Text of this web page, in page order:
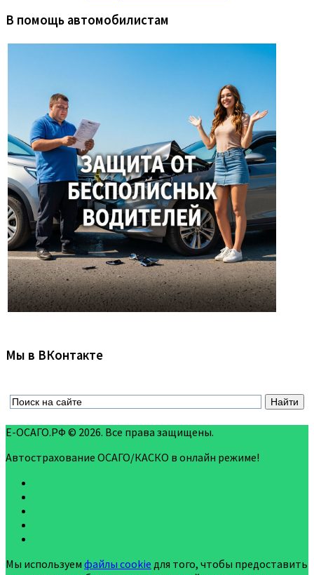
В помощь автомобилистам
Мы в ВКонтакте
Е-ОСАГО.РФ © 2026. Все права защищены.
Автострахование ОСАГО/КАСКО в онлайн режиме!
Мы используем файлы cookie для того, чтобы предоставить